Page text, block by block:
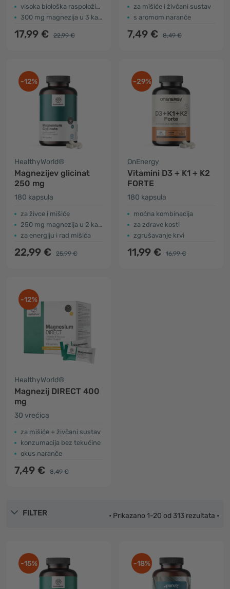
visoka biološka raspoloživost
300 mg magnezija u 3 kapsule
17,99 € 22,99 €
za mišiće i živčani sustav
s aromom naranče
7,49 € 8,49 €
-12%
HealthyWorld®
Magnezijev glicinat
250 mg
180 kapsula
za živce i mišiće
250 mg magnezija u 2 kapsule
za energiju i rad mišića
22,99 € 25,99 €
-29%
OnEnergy
Vitamini D3 + K1 + K2
FORTE
180 kapsula
moćna kombinacija
za zdrave kosti
zgrušavanje krvi
11,99 € 16,99 €
-12%
HealthyWorld®
Magnezij DIRECT 400
mg
30 vrećica
za mišiće + živčani sustav
konzumacija bez tekućine
okus naranče
7,49 € 8,49 €
FILTER • Prikazano 1-20 od 313 rezultata •
-15% -18%